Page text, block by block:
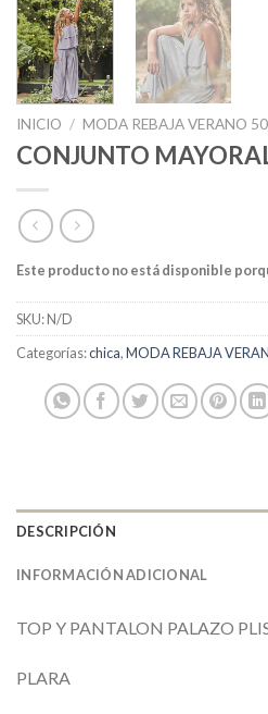
INICIO / MODA REBAJA VERANO
CONJUNTO
Este producto no está disponible
SKU:N/D
Categorías:chica,MODA REBAJA
DESCRIPCIÓN
INFORMACIÓN ADICIONAL
TOP Y PANTALON PALAZO
PLARA